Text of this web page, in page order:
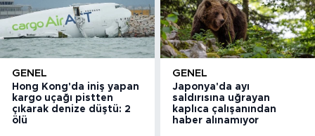
GENEL
Hong Kong'da iniş yapan
kargo uçağı pistten
çıkarak denize düştü: 2
ölü
GENEL
Japonya'da ayı
saldırısına uğrayan
kaplıca çalışanından
haber alınamıyor